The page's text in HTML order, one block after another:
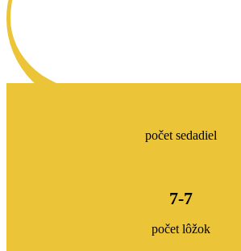
počet sedadiel
7-7
počet lôžok